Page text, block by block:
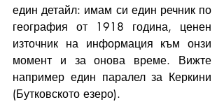
един детайл: имам си един речник по
география от 1918 година, ценен
източник на информация към онзи
момент и за онова време. Вижте
например един паралел за Керкини
(Бутковското езеро).